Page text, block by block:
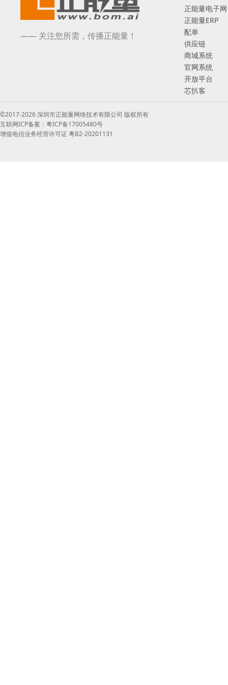
—— 关注您所需，传播正能量！
正能量电子网
正能量ERP
配单
供应链
商城系统
官网系统
开放平台
芯扒客
©2017-2026 深圳市正能量网络技术有限公司 版权所有
互联网ICP备案：粤ICP备17005480号
增值电信业务经营许可证 粤B2-20201131